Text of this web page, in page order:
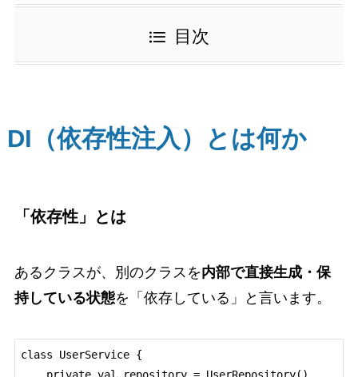
目次
DI（依存性注入）とは何か
「依存性」とは
あるクラスが、別のクラスを内部で直接生成・保
持している状態を「依存している」と言います。
class UserService {